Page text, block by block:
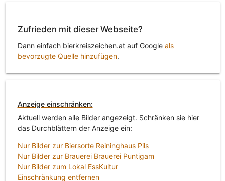
Zufrieden mit dieser Webseite?
Dann einfach bierkreiszeichen.at auf Google als
bevorzugte Quelle hinzufügen.
Anzeige einschränken:
Aktuell werden alle Bilder angezeigt. Schränken sie hier
das Durchblättern der Anzeige ein:
Nur Bilder zur Biersorte Reininghaus Pils
Nur Bilder zur Brauerei Brauerei Puntigam
Nur Bilder zum Lokal EssKultur
Einschränkung entfernen